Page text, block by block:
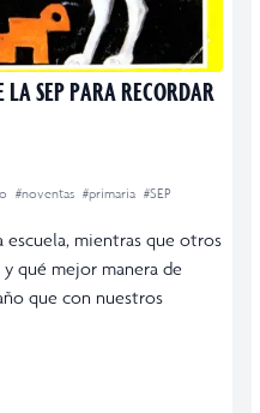
SEP PARA RECORDAR
#noventas #primaria #SEP
escuela, mientras que otros
y qué mejor manera de
que con nuestros